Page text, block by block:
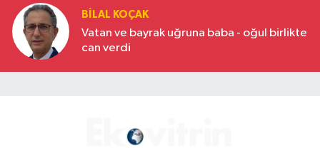
BILAL KOÇAK
Vatan ve bayrak uğruna baba - oğul birlikte
can verdi